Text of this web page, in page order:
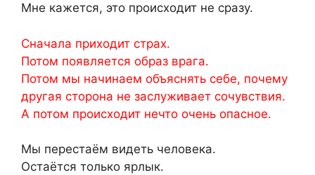
Мне кажется, это происходит не сразу.
Сначала приходит страх.
Потом появляется образ врага.
Потом мы начинаем объяснять себе, почему
другая сторона не заслуживает сочувствия.
А потом происходит нечто очень опасное.
Мы перестаём видеть человека.
Остаётся только ярлык.